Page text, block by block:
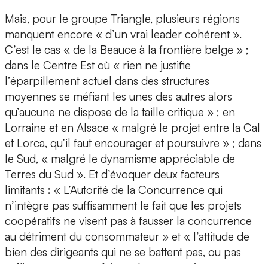
Mais, pour le groupe Triangle, plusieurs régions
manquent encore « d’un vrai leader cohérent ».
C’est le cas « de la Beauce à la frontière belge » ;
dans le Centre Est où « rien ne justifie
l’éparpillement actuel dans des structures
moyennes se méfiant les unes des autres alors
qu’aucune ne dispose de la taille critique » ; en
Lorraine et en Alsace « malgré le projet entre la Cal
et Lorca, qu’il faut encourager et poursuivre » ; dans
le Sud, « malgré le dynamisme appréciable de
Terres du Sud ». Et d’évoquer deux facteurs
limitants : « L’Autorité de la Concurrence qui
n’intègre pas suffisamment le fait que les projets
coopératifs ne visent pas à fausser la concurrence
au détriment du consommateur » et « l’attitude de
bien des dirigeants qui ne se battent pas, ou pas